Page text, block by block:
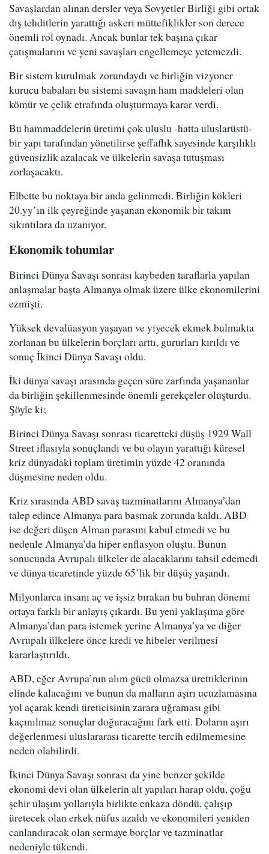
Savaşlardan alınan dersler veya Sovyetler Birliği gibi ortak
dış tehditlerin yarattığı askeri müttefiklikler son derece
önemli rol oynadı. Ancak bunlar tek başına çıkar
çatışmalarını ve yeni savaşları engellemeye yetemezdi.
Bir sistem kurulmak zorundaydı ve birliğin vizyoner
kurucu babaları bu sistemi savaşın ham maddeleri olan
kömür ve çelik etrafında oluşturmaya karar verdi.
Bu hammaddelerin üretimi çok uluslu -hatta uluslarüstü-
bir yapı tarafından yönetilirse şeffaflık sayesinde karşılıklı
güvensizlik azalacak ve ülkelerin savaşa tutuşması
zorlaşacaktı.
Elbette bu noktaya bir anda gelinmedi. Birliğin kökleri
20.yy’ın ilk çeyreğinde yaşanan ekonomik bir takım
sıkıntılara da uzanıyor.
Ekonomik tohumlar
Birinci Dünya Savaşı sonrası kaybeden taraflarla yapılan
anlaşmalar başta Almanya olmak üzere ülke ekonomilerini
ezmişti.
Yüksek devalüasyon yaşayan ve yiyecek ekmek bulmakta
zorlanan bu ülkelerin borçları arttı, gururları kırıldı ve
sonuç İkinci Dünya Savaşı oldu.
İki dünya savaşı arasında geçen süre zarfında yaşananlar
da birliğin şekillenmesinde önemli gerekçeler oluşturdu.
Şöyle ki;
Birinci Dünya Savaşı sonrası ticaretteki düşüş 1929 Wall
Street iflasıyla sonuçlandı ve bu olayın yarattığı küresel
kriz dünyadaki toplam üretimin yüzde 42 oranında
düşmesine neden oldu.
Kriz sırasında ABD savaş tazminatlarını Almanya’dan
talep edince Almanya para basmak zorunda kaldı. ABD
ise değeri düşen Alman parasını kabul etmedi ve bu
nedenle Almanya’da hiper enflasyon oluştu. Bunun
sonucunda Avrupalı ülkeler de alacaklarını tahsil edemedi
ve dünya ticaretinde yüzde 65’lik bir düşüş yaşandı.
Milyonlarca insanı aç ve işsiz bırakan bu buhran dönemi
ortaya farklı bir anlayış çıkardı. Bu yeni yaklaşıma göre
Almanya’dan para istemek yerine Almanya’ya ve diğer
Avrupalı ülkelere önce kredi ve hibeler verilmesi
kararlaştırıldı.
ABD, eğer Avrupa’nın alım gücü olmazsa ürettiklerinin
elinde kalacağını ve bunun da malların aşırı ucuzlamasına
yol açarak kendi üreticisinin zarara uğraması gibi
kaçınılmaz sonuçlar doğuracağını fark etti. Doların aşırı
değerlenmesi uluslararası ticarette tercih edilmemesine
neden olabilirdi.
İkinci Dünya Savaşı sonrası da yine benzer şekilde
ekonomi devi olan ülkelerin alt yapıları harap oldu, çoğu
şehir ulaşım yollarıyla birlikte enkaza döndü, çalışıp
üretecek olan erkek nüfus azaldı ve ekonomileri yeniden
canlandıracak olan sermaye borçlar ve tazminatlar
nedeniyle tükendi.